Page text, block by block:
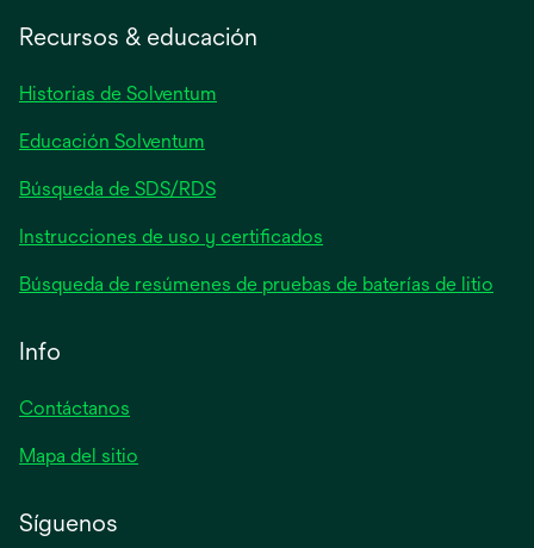
pestaña
Recursos & educación
Historias de Solventum
Educación Solventum
Búsqueda de SDS/RDS
Instrucciones de uso y certificados
Búsqueda de resúmenes de pruebas de baterías de litio
Info
Contáctanos
Mapa del sitio
Síguenos